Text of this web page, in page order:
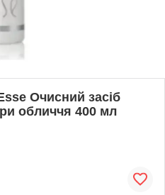
Очисний засіб
обличчя 400 мл